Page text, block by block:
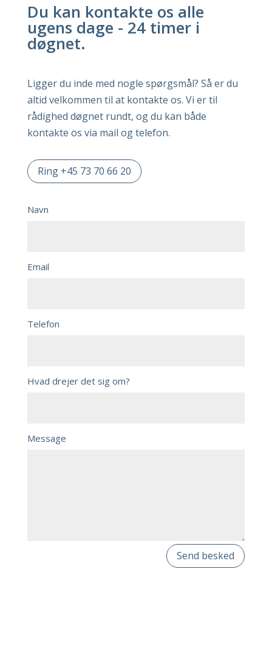
Du kan kontakte os alle
ugens dage - 24 timer i
døgnet.
Ligger du inde med nogle spørgsmål? Så er du
altid velkommen til at kontakte os. Vi er til
rådighed døgnet rundt, og du kan både
kontakte os via mail og telefon.
Ring +45 73 70 66 20
Navn
Email
Telefon
Hvad drejer det sig om?
Message
Send besked